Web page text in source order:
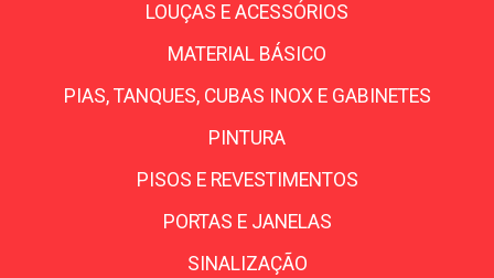
LOUÇAS E ACESSÓRIOS
MATERIAL BÁSICO
PIAS, TANQUES, CUBAS INOX E GABINETES
PINTURA
PISOS E REVESTIMENTOS
PORTAS E JANELAS
SINALIZAÇÃO